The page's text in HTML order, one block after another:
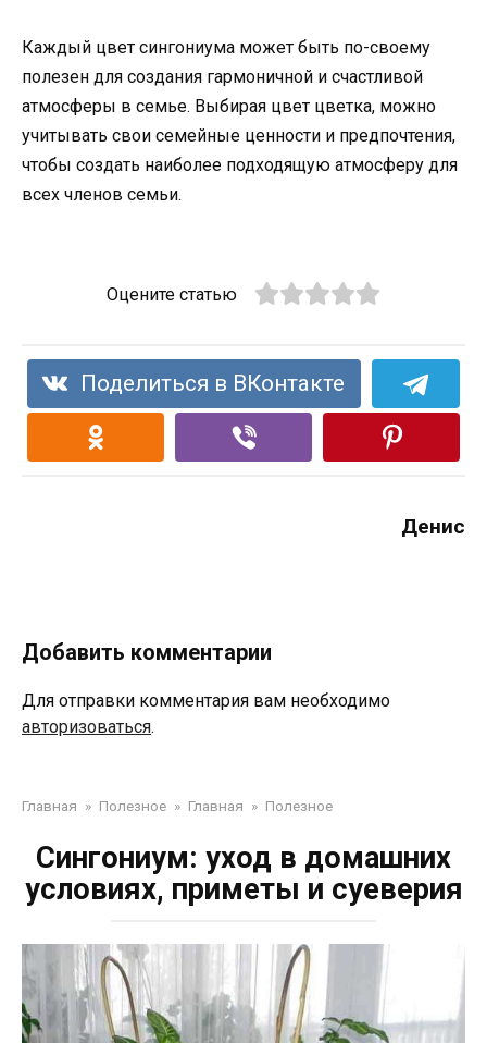
Каждый цвет сингониума может быть по-своему
полезен для создания гармоничной и счастливой
атмосферы в семье. Выбирая цвет цветка, можно
учитывать свои семейные ценности и предпочтения,
чтобы создать наиболее подходящую атмосферу для
всех членов семьи.
Оцените статью
Поделиться в ВКонтакте
Денис
Добавить комментарии
Для отправки комментария вам необходимо
авторизоваться.
Главная » Полезное » Главная » Полезное
Сингониум: уход в домашних
условиях, приметы и суеверия